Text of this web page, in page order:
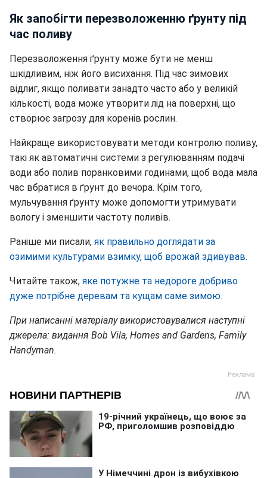
Як запобігти перезволоженню ґрунту під
час поливу
Перезволоження ґрунту може бути не менш
шкідливим, ніж його висихання. Під час зимових
відлиг, якщо поливати занадто часто або у великій
кількості, вода може утворити лід на поверхні, що
створює загрозу для коренів рослин.
Найкраще використовувати методи контролю поливу,
такі як автоматичні системи з регулюванням подачі
води або полив поранковими годинами, щоб вода мала
час вбратися в ґрунт до вечора. Крім того,
мульчування ґрунту може допомогти утримувати
вологу і зменшити частоту поливів.
Раніше ми писали, як правильно доглядати за
озимими культурами взимку, щоб врожай здивував.
Читайте також, яке потужне та недороге добриво
дуже потрібне деревам та кущам саме зимою.
При написанні матеріалу використовувалися наступні
джерела: видання Bob Vila, Homes and Gardens, Family
Handyman.